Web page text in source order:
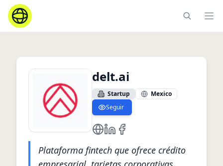
delt.ai
Startup
Mexico
Seguir
https://delt.ai
https://mx.linkedin.com/
https://www.facebook.com/
Plataforma fintech que ofrece crédito